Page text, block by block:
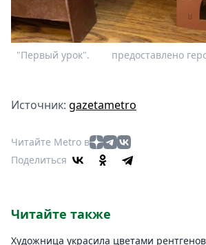
"Первый урок".
предоставлено
Источник: gazetametro
Читайте Metro в
Поделиться
Читайте также
Художница украсила цветами